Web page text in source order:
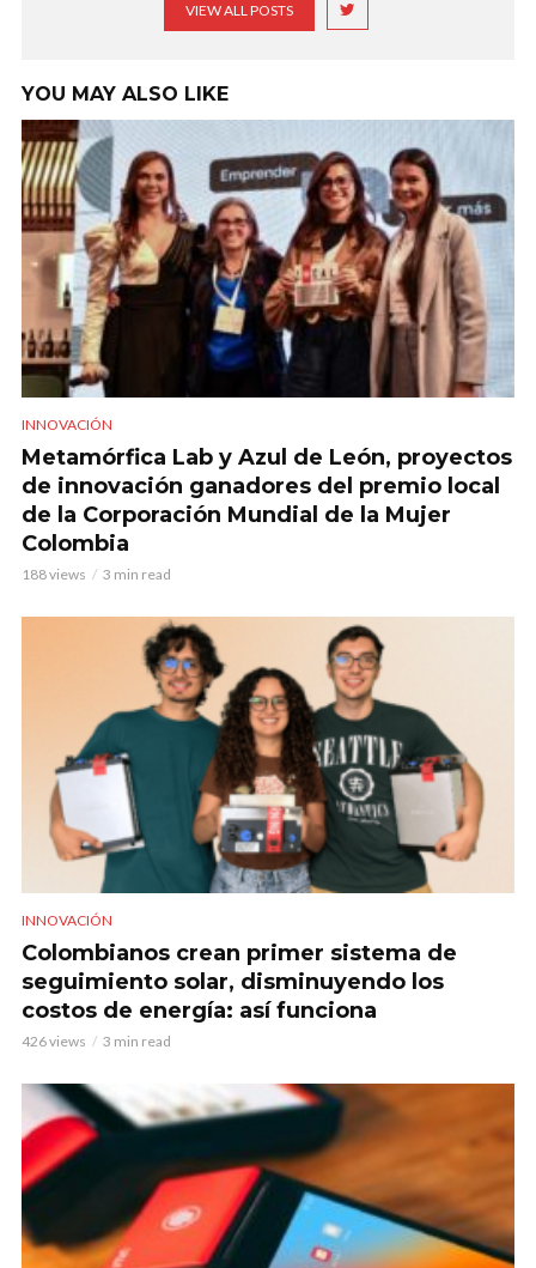
VIEW ALL POSTS
YOU MAY ALSO LIKE
INNOVACIÓN
Metamórfica Lab y Azul de León, proyectos
de innovación ganadores del premio local
de la Corporación Mundial de la Mujer
Colombia
188 views 3 min read
INNOVACIÓN
Colombianos crean primer sistema de
seguimiento solar, disminuyendo los
costos de energía: así funciona
426 views 3 min read